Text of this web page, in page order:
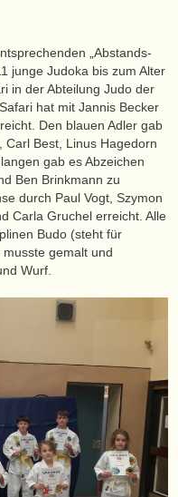
„Abstands-
junge Judoka bis zum Alter
in der Abteilung Judo der
hat mit Jannis Becker
Den blauen Adler gab
Carl Best, Linus Hagedorn
gab es Abzeichen
Ben Brinkmann zu
durch Paul Vogt, Szymon
Carla Gruchel erreicht. Alle
Budo (steht für
gemalt und
Wurf.